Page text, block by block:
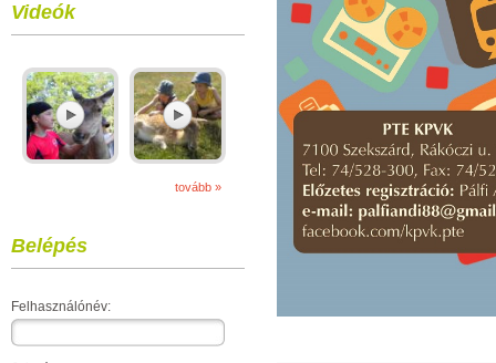
Videók
tovább »
Belépés
Felhasználónév: